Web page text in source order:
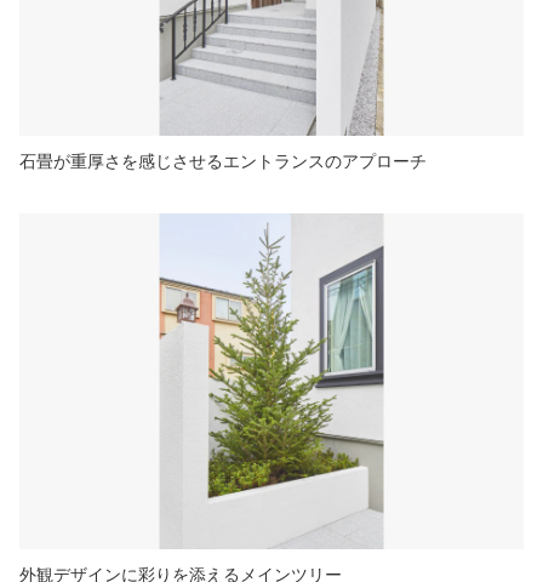
石畳が重厚さを感じさせるエントランスのアプローチ
外観デザインに彩りを添えるメインツリー